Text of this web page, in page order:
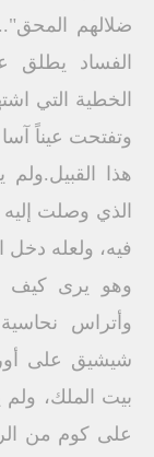
ضلالهم
الفساد يطلق
الخطية التي
وتفتحت عيناً
هذا
الذي وصلت
فيه، ولعله دخل
وهو يرى كيف
وأتراس
شيشيق على
بيت الملك، ولم
على كوم من